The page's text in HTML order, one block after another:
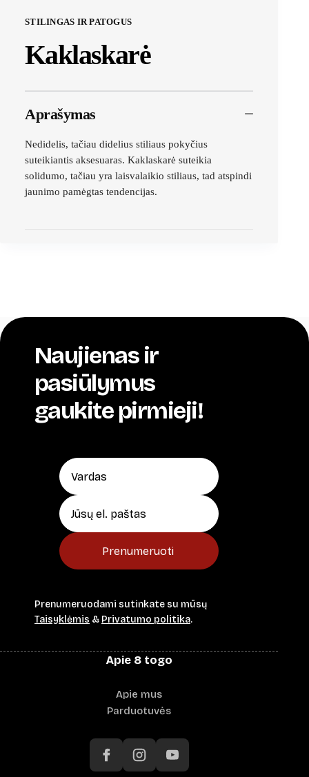
STILINGAS IR PATOGUS
Kaklaskarė
Aprašymas
Nedidelis, tačiau didelius stiliaus pokyčius
suteikiantis aksesuaras. Kaklaskarė suteikia
solidumo, tačiau yra laisvalaikio stiliaus, tad atspindi
jaunimo pamėgtas tendencijas.
Naujienas ir
pasiūlymus
gaukite pirmieji!
Prenumeruoti
Prenumeruodami sutinkate su mūsų
Taisyklėmis & Privatumo politika.
Apie 8 togo
Apie mus
Parduotuvės